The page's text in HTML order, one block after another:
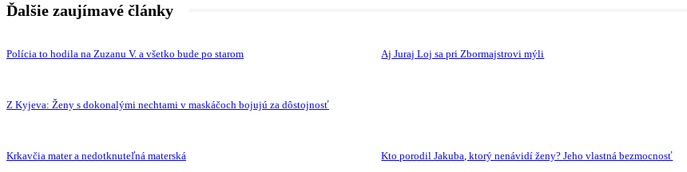
Ďalšie zaujímavé články
Polícia to hodila na Zuzanu V. a všetko bude po starom Aj Juraj Loj sa pri Zbormajstrovi mýli
Z Kyjeva: Ženy s dokonalými nechtami v maskáčoch bojujú za dôstojnosť
Krkavčia mater a nedotknuteľná materská Kto porodil Jakuba, ktorý nenávidí ženy? Jeho vlastná bezmocnosť